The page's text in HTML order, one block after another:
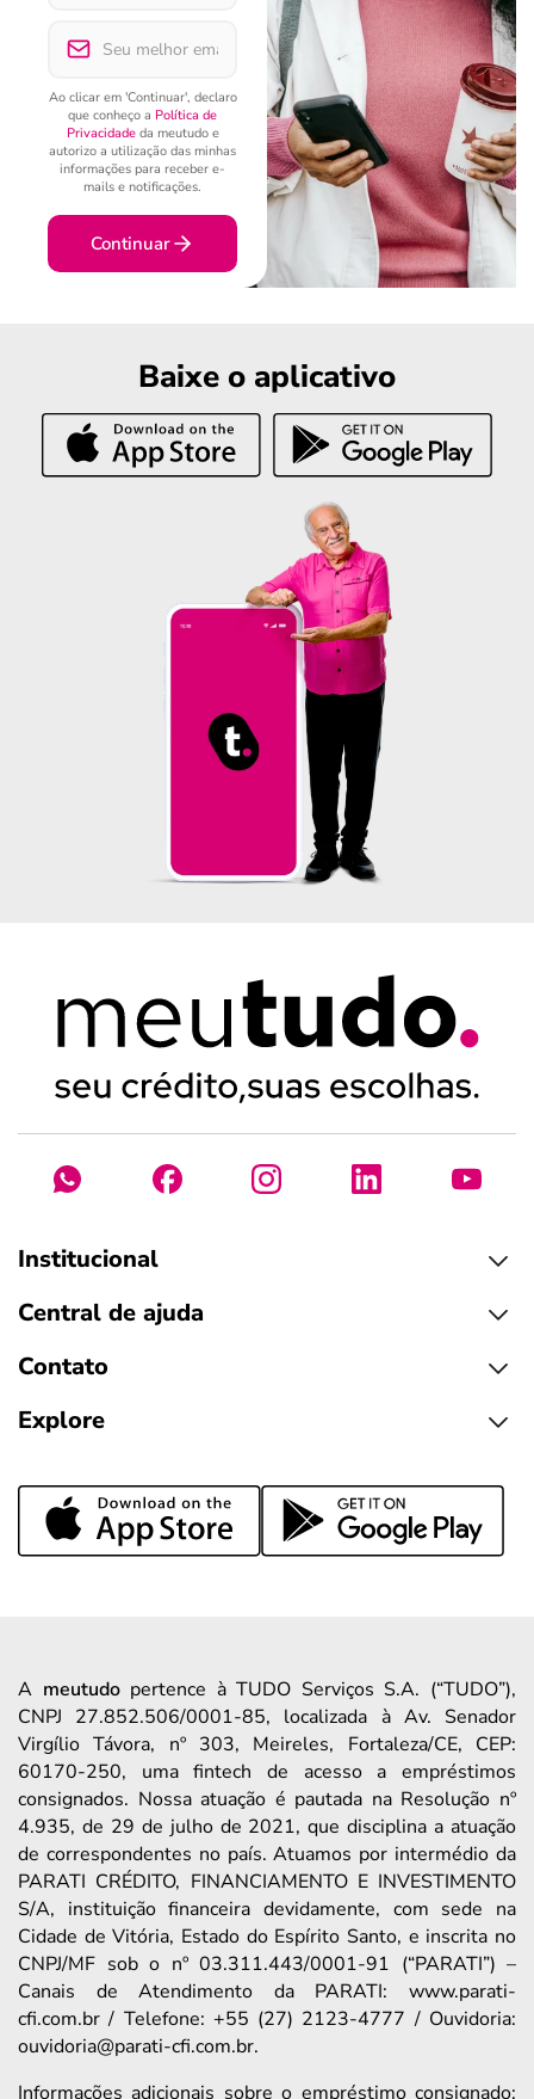
Ao clicar em 'Continuar', declaro
que conheço a Política de
Privacidadeda meutudo e
autorizo a utilização das minhas
informações para receber e-
mails e notificações.
Continuar
Baixe o aplicativo
Institucional
Central de ajuda
Contato
Explore
A meutudopertence à TUDO Serviços S.A. (“TUDO”),
CNPJ 27.852.506/0001-85, localizada à Av. Senador
Virgílio Távora, nº 303, Meireles, Fortaleza/CE, CEP:
60170-250, uma fintech de acesso a empréstimos
consignados. Nossa atuação é pautada na Resolução nº
4.935, de 29 de julho de 2021, que disciplina a atuação
de correspondentes no país. Atuamos por intermédio da
PARATI CRÉDITO, FINANCIAMENTO E INVESTIMENTO
S/A, instituição financeira devidamente, com sede na
Cidade de Vitória, Estado do Espírito Santo, e inscrita no
CNPJ/MF sob o nº 03.311.443/0001-91 (“PARATI”) –
Canais de Atendimento da PARATI: www.parati-
cfi.com.br / Telefone: +55 (27) 2123-4777 / Ouvidoria:
ouvidoria@parati-cfi.com.br.
Informações adicionais sobre o empréstimo consignado: